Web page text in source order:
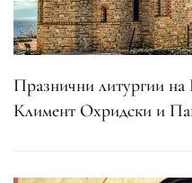
Празнични литургии
Климент Охридски и